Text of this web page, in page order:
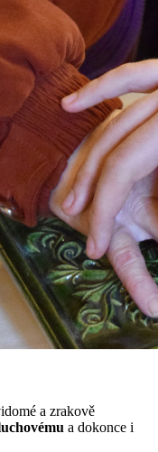
a zrakově
a dokonce i